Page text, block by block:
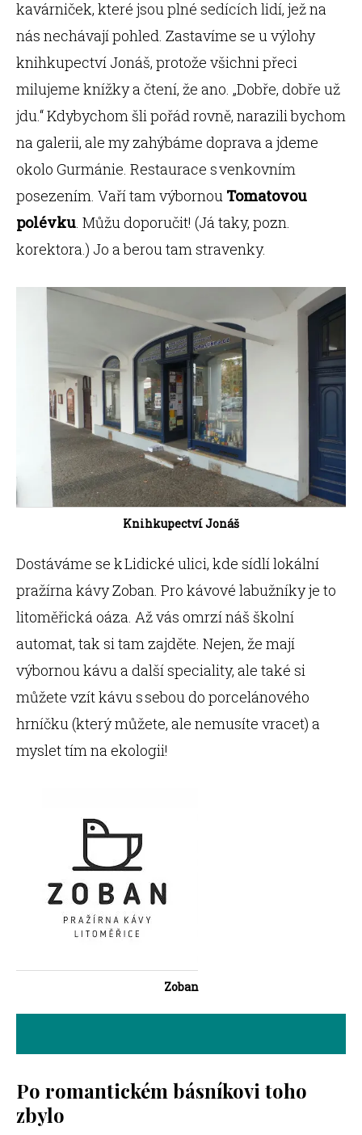
kavárniček, které jsou plné sedících lidí, jež na
nás nechávají pohled. Zastavíme se u výlohy
knihkupectví Jonáš, protože všichni přeci
milujeme knížky a čtení, že ano. „Dobře, dobře už
jdu.“ Kdybychom šli pořád rovně, narazili bychom
na galerii, ale my zahýbáme doprava a jdeme
okolo Gurmánie. Restaurace s venkovním
posezením. Vaří tam výbornou Tomatovou
polévku. Můžu doporučit! (Já taky, pozn.
korektora.) Jo a berou tam stravenky.
Knihkupectví Jonáš
Dostáváme se k Lidické ulici, kde sídlí lokální
pražírna kávy Zoban. Pro kávové labužníky je to
litoměřická oáza. Až vás omrzí náš školní
automat, tak si tam zajděte. Nejen, že mají
výbornou kávu a další speciality, ale také si
můžete vzít kávu s sebou do porcelánového
hrníčku (který můžete, ale nemusíte vracet) a
myslet tím na ekologii!
Zoban
Po romantickém básníkovi toho
zbylo